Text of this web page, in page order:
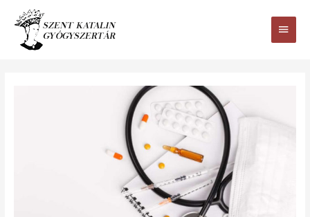
tartalomhoz
Main
Menu